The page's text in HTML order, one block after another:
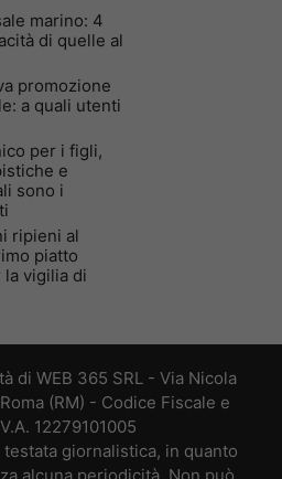
marino: 4
di quelle al
promozione
a quali utenti
per i figli,
e
sono i
ripieni al
piatto
vigilia di
di WEB 365 SRL - Via Nicola
(RM) - Codice Fiscale e
12279101005
giornalistica, in quanto